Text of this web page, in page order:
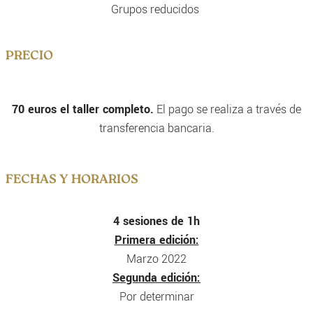
Grupos reducidos
PRECIO
70 euros el taller completo. El pago se realiza a través de
transferencia bancaria.
FECHAS Y HORARIOS
4 sesiones de 1h
Primera edición:
Marzo 2022
Segunda edición:
Por determinar